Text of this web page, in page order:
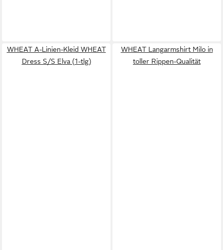
WHEAT A-Linien-Kleid WHEAT
Dress S/S Elva (1-tlg)
WHEAT Langarmshirt Milo in
toller Rippen-Qualität